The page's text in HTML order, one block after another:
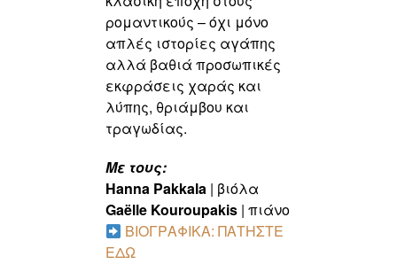
ρομαντικούς – όχι μόνο
απλές ιστορίες αγάπης
αλλά βαθιά προσωπικές
εκφράσεις χαράς και
λύπης, θριάμβου και
τραγωδίας.
Με τους:
Hanna Pakkala | βιόλα
Gaëlle Kouroupakis | πιάνο
ΒΙΟΓΡΑΦΙΚΑ: ΠΑΤΗΣΤΕ
ΕΔΩ